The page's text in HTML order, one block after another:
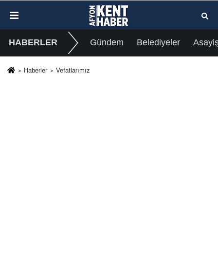
HABERLER Gündem Belediyeler
Haberler Vefatlarımız